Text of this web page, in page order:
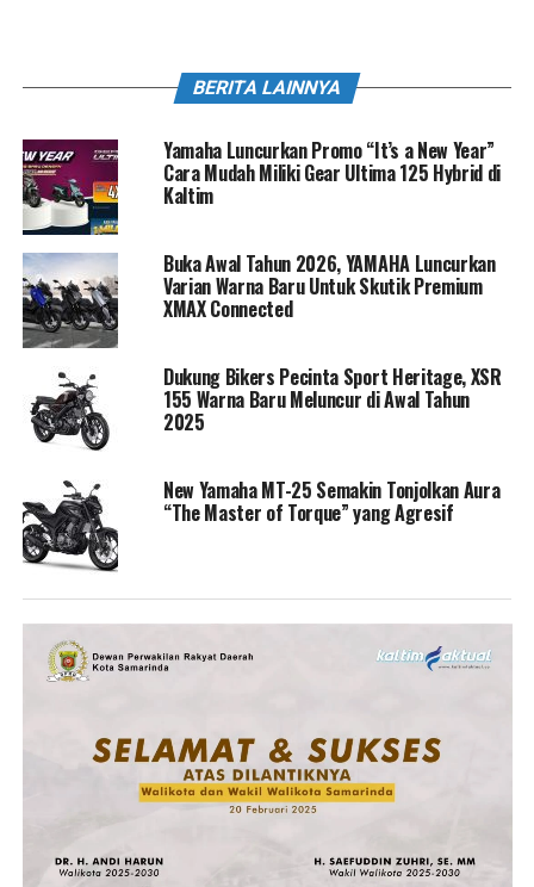
BERITA LAINNYA
Yamaha Luncurkan Promo “It’s a New Year”
Cara Mudah Miliki Gear Ultima 125 Hybrid di
Kaltim
Buka Awal Tahun 2026, YAMAHA Luncurkan
Varian Warna Baru Untuk Skutik Premium
XMAX Connected
Dukung Bikers Pecinta Sport Heritage, XSR
155 Warna Baru Meluncur di Awal Tahun
2025
New Yamaha MT-25 Semakin Tonjolkan Aura
“The Master of Torque” yang Agresif